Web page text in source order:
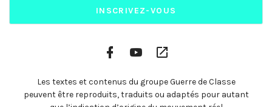
Facebook
Profile
YouTube
Channel
Les textes et contenus du groupe Guerre de Classe
peuvent être reproduits, traduits ou adaptés pour autant